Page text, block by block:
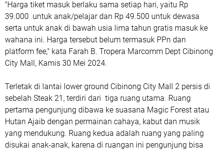
"Harga tiket masuk berlaku sama setiap hari, yaitu Rp
39.000 untuk anak/pelajar dan Rp 49.500 untuk dewasa
serta untuk anak di bawah usia lima tahun gratis masuk ke
wahana ini. Harga tersebut belum termasuk PPn dan
platform fee," kata Farah B. Tropera Marcomm Dept Cibinong
City Mall, Kamis 30 Mei 2024.
Terletak di lantai lower ground Cibinong City Mall 2 persis di
sebelah Steak 21, terdiri dari tiga ruang utama. Ruang
pertama pengunjung dibawa ke suasana Magic Forest atau
Hutan Ajaib dengan permainan cahaya, kabut dan musik
yang mendukung. Ruang kedua adalah ruang yang paling
disukai anak-anak, karena di ruangan ini pengunjung bisa